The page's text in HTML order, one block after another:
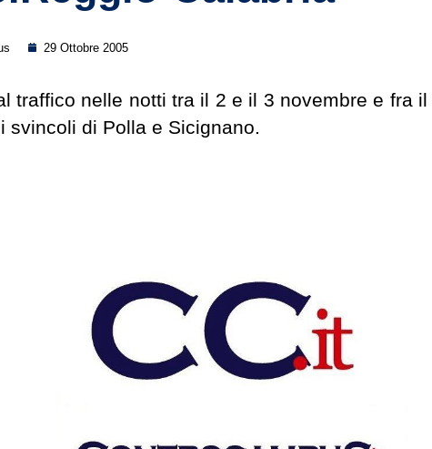
29 Ottobre 2005
traffico nelle notti tra il 2 e il 3 novembre e fra
svincoli di Polla e Sicignano.